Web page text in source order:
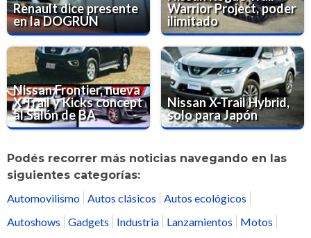
Renault dice presente
en la DOGRUN
Warrior Project, poder
ilimitado
Nissan Frontier, nueva
X-Trail y Kicks concept
al Salón de BA
Nissan X-Trail Hybrid,
solo para Japón
Podés recorrer más noticias navegando en las
siguientes categorías:
Automovilismo Autos clásicos
Autos ecológicos
Autoshows
Gadgets Industria Lanzamientos
Motos